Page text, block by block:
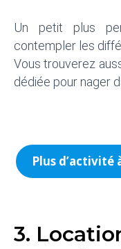
Un petit plus
contempler les
Vous trouverez
dédiée pour nager
Plus d’activité
3.